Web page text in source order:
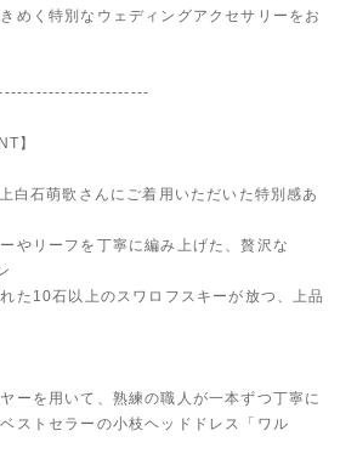
めく特別なウェディングアクセサリーをお
】
白石萌歌さんにご着用いただいた特別感あ
やリーフを丁寧に編み上げた、贅沢な
た10石以上のスワロフスキーが放つ、上品
ーを用いて、熟練の職人が一本ずつ丁寧に
ストセラーの小枝ヘッドドレス「ワル